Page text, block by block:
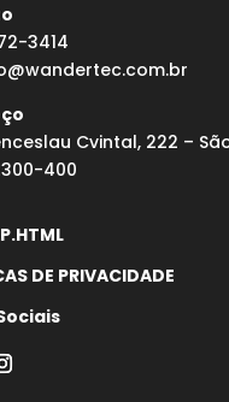
3414
Cvintal, 222 –
400
DE PRIVACIDADE